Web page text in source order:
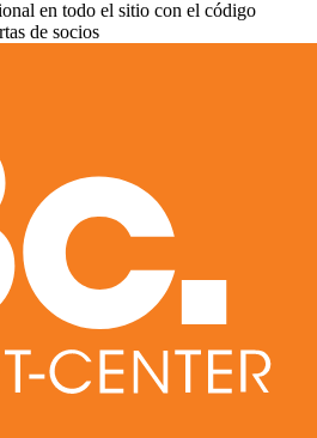
en todo el sitio con el código
de socios